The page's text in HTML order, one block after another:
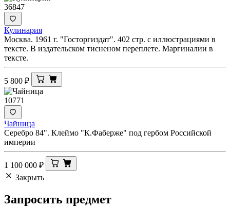
36847
Кулинария
Москва. 1961 г. "Госторгиздат". 402 стр. с иллюстрациями в
тексте. В издательском тисненом переплете. Маргиналии в
тексте.
5 800 ₽
10771
Чайница
Серебро 84". Клеймо "К.Фаберже" под гербом Российской
империи
1 100 000 ₽
Закрыть
Запросить предмет